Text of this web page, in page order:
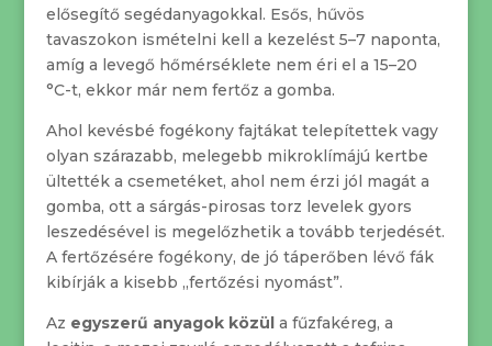
elősegítő segédanyagokkal. Esős, hűvös
tavaszokon ismételni kell a kezelést 5–7 naponta,
amíg a levegő hőmérséklete nem éri el a 15–20
°C-t, ekkor már nem fertőz a gomba.
Ahol kevésbé fogékony fajtákat telepítettek vagy
olyan szárazabb, melegebb mikroklímájú kertbe
ültették a csemetéket, ahol nem érzi jól magát a
gomba, ott a sárgás-pirosas torz levelek gyors
leszedésével is megelőzhetik a tovább terjedését.
A fertőzésére fogékony, de jó táperőben lévő fák
kibírják a kisebb „fertőzési nyomást”.
Az egyszerű anyagok közül a fűzfakéreg, a